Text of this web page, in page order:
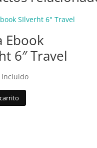
Ebook
6″ Travel
Incluido